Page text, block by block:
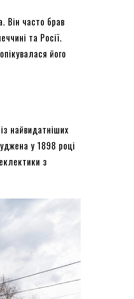
Він часто брав
та Росії.
його
найвидатніших
у 1898 році
з